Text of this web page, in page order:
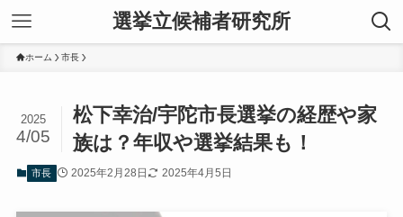
選挙立候補者研究所
ホーム 市長
松下幸治/宇陀市長選挙の経歴や家
族は？年収や選挙結果も！
2025
4/05
市長 2025年2月28日 2025年4月5日